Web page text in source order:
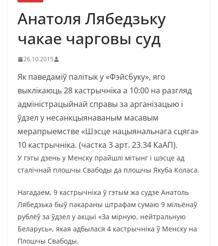
Анатоля Лябедзьку
чакае чарговы суд
26.10.2015
Як паведаміў палітык у «Фэйсбуку», яго
выклікаюць 28 кастрычніка а 10:00 на разгляд
адміністрацыйнай справы за арганізацыю і
ўдзел у несанкцыянаваным масавым
мерапрыемстве«Шэсце нацыянальнага сцяга»
10 кастрычніка. (частка 3 арт. 23.34 КаАП).
У гэты дзень у Менску прайшлі мітынг і шэсце ад
сталічнай плошчы Свабоды да плошчы Якуба Коласа.
Нагадаем, 9 кастрычніка ў гэтым жа судзе Анатоль
Лябедзька быў пакараны штрафам сумаю 9 мільёнаў
рублёў за ўдзел у акцыі «За мірную, нейтральную
Беларусь», якая адбылася 4 кастрычніка ў Менску на
Плошчы Свабоды.